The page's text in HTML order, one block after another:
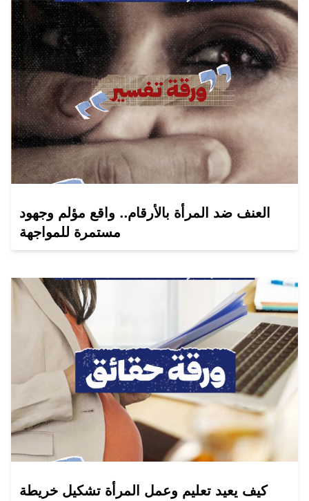
العنف ضد المرأة بالأرقام.. واقع مؤلم وجهود
مستمرة للمواجهة
كيف يعيد تعليم وعمل المرأة تشكيل خريطة